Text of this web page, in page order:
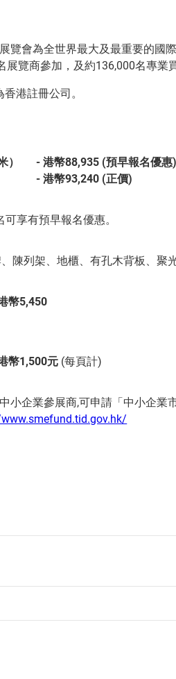
覽會為全世界最大及最重要的國
覽商參加，及約136,000名專業
港註冊公司。
） -港幣88,935 (預早報名優惠
-港幣93,240 (正價)
可享有預早報名優惠。
陳列架、地櫃、有孔木背板、聚
幣5,450
幣1,500元 (每頁計)
中小企業參展商,可申請「中小企業